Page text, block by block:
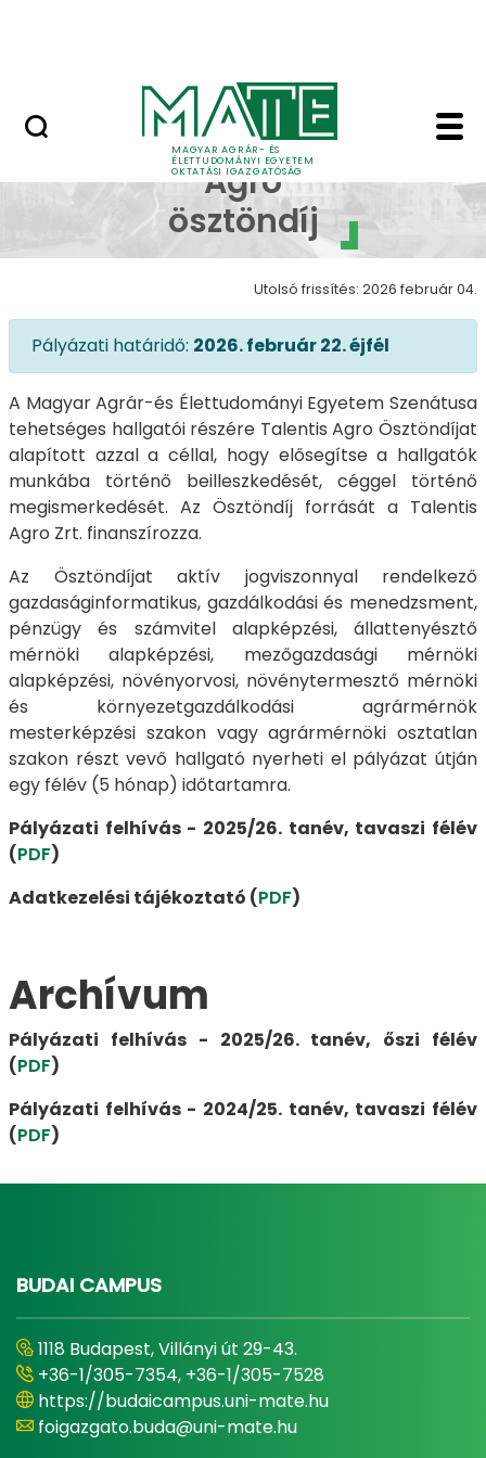
MAGYAR AGRÁR- ÉS
ÉLETTUDOMÁNYI EGYETEM
OKTATÁSI IGAZGATÓSÁG
Talentis Agro
Talentis
Agro
ösztöndíj
Utolsó frissítés: 2026 február 04.
Pályázati határidő: 2026. február 22. éjfél
A Magyar Agrár-és Élettudományi Egyetem Szenátusa
tehetséges hallgatói részére Talentis Agro Ösztöndíjat
alapított azzal a céllal, hogy elősegítse a hallgatók
munkába történő beilleszkedését, céggel történő
megismerkedését. Az Ösztöndíj forrását a Talentis
Agro Zrt. finanszírozza.
Az Ösztöndíjat aktív jogviszonnyal rendelkező
gazdaságinformatikus, gazdálkodási és menedzsment,
pénzügy és számvitel alapképzési, állattenyésztő
mérnöki alapképzési, mezőgazdasági mérnöki
alapképzési, növényorvosi, növénytermesztő mérnöki
és környezetgazdálkodási agrármérnök
mesterképzési szakon vagy agrármérnöki osztatlan
szakon részt vevő hallgató nyerheti el pályázat útján
egy félév (5 hónap) időtartamra.
Pályázati felhívás - 2025/26. tanév, tavaszi félév
(PDF)
Adatkezelési tájékoztató (PDF)
Archívum
Pályázati felhívás - 2025/26. tanév, őszi félév
(PDF)
Pályázati felhívás - 2024/25. tanév, tavaszi félév
(PDF)
BUDAI CAMPUS
1118 Budapest, Villányi út 29-43.
+36-1/305-7354, +36-1/305-7528
https://budaicampus.uni-mate.hu
foigazgato.buda@uni-mate.hu